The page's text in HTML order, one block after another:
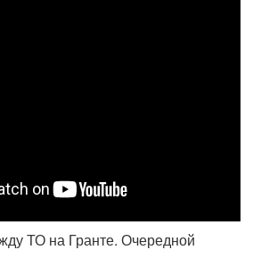
ТО на Гранте. Очередной